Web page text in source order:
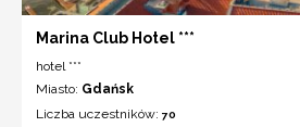
Marina Club Hotel ***
hotel ***
Miasto: Gdańsk
Liczba uczestników: 70